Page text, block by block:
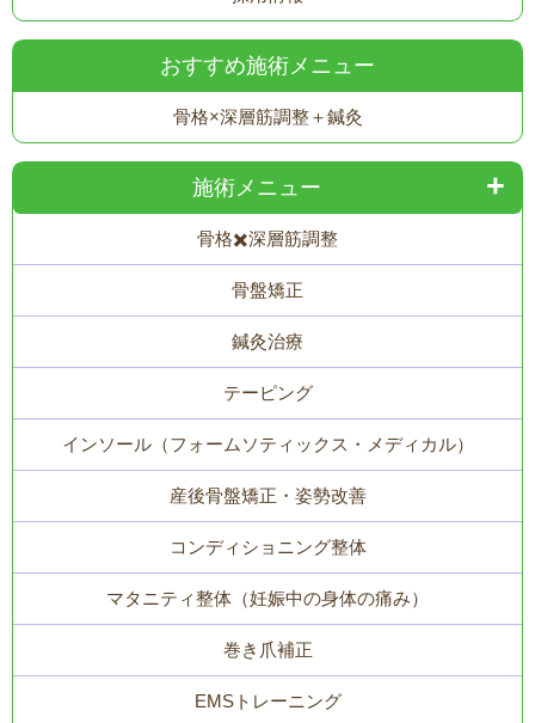
おすすめ施術メニュー
骨格×深層筋調整＋鍼灸
施術メニュー
骨格✖️深層筋調整
骨盤矯正
鍼灸治療
テーピング
インソール（フォームソティックス・メディカル）
産後骨盤矯正・姿勢改善
コンディショニング整体
マタニティ整体（妊娠中の身体の痛み）
巻き爪補正
EMSトレーニング